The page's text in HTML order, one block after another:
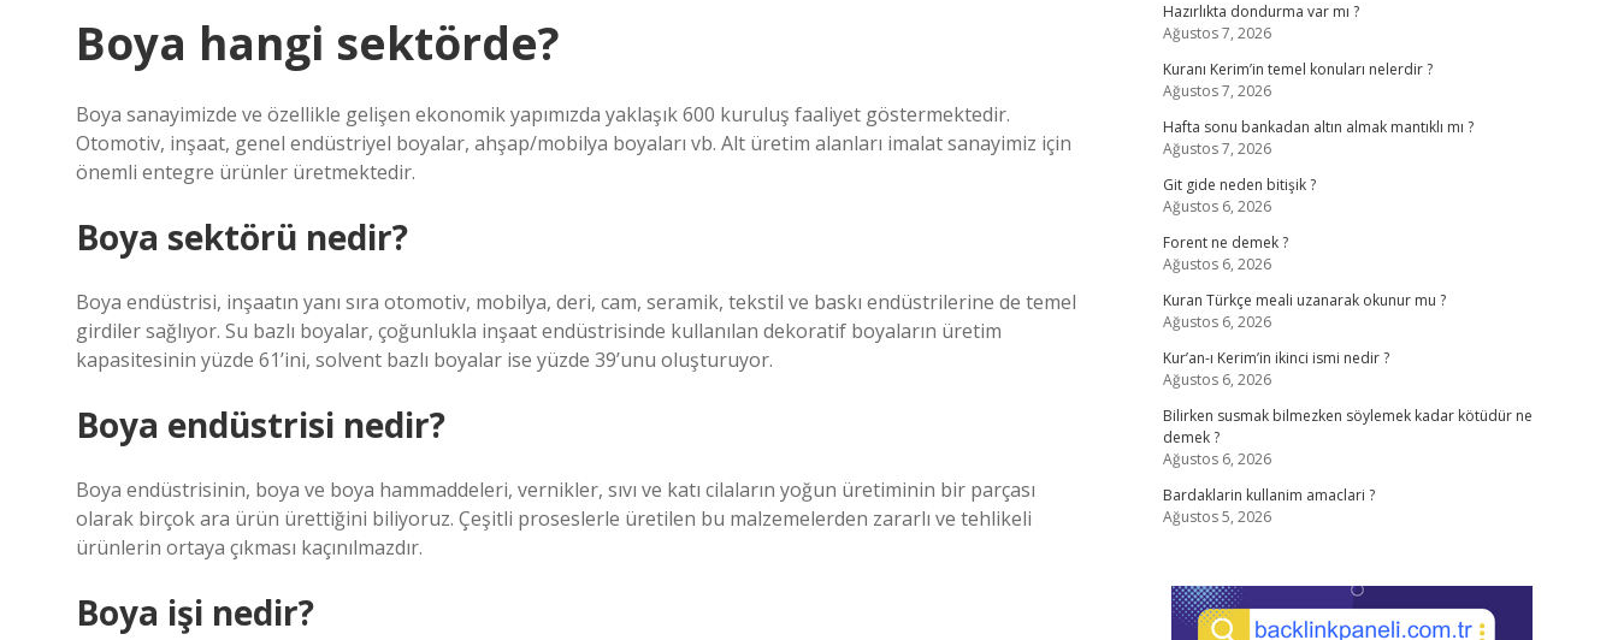
Boya hangi sektörde?
Boya sanayimizde ve özellikle gelişen ekonomik yapımızda yaklaşık 600 kuruluş faaliyet göstermektedir.
Otomotiv, inşaat, genel endüstriyel boyalar, ahşap/mobilya boyaları vb. Alt üretim alanları imalat sanayimiz için
önemli entegre ürünler üretmektedir.
Boya sektörü nedir?
Boya endüstrisi, inşaatın yanı sıra otomotiv, mobilya, deri, cam, seramik, tekstil ve baskı endüstrilerine de temel
girdiler sağlıyor. Su bazlı boyalar, çoğunlukla inşaat endüstrisinde kullanılan dekoratif boyaların üretim
kapasitesinin yüzde 61’ini, solvent bazlı boyalar ise yüzde 39’unu oluşturuyor.
Boya endüstrisi nedir?
Boya endüstrisinin, boya ve boya hammaddeleri, vernikler, sıvı ve katı cilaların yoğun üretiminin bir parçası
olarak birçok ara ürün ürettiğini biliyoruz. Çeşitli proseslerle üretilen bu malzemelerden zararlı ve tehlikeli
ürünlerin ortaya çıkması kaçınılmazdır.
Boya işi nedir?
Hazırlıkta dondurma var mı ?
Ağustos 7, 2026
Kuranı Kerim’in temel konuları nelerdir ?
Ağustos 7, 2026
Hafta sonu bankadan altın almak mantıklı mı ?
Ağustos 7, 2026
Git gide neden bitişik ?
Ağustos 6, 2026
Forent ne demek ?
Ağustos 6, 2026
Kuran Türkçe meali uzanarak okunur mu ?
Ağustos 6, 2026
Kur’an-ı Kerim’in ikinci ismi nedir ?
Ağustos 6, 2026
Bilirken susmak bilmezken söylemek kadar kötüdür ne
demek ?
Ağustos 6, 2026
Bardaklarin kullanim amaclari ?
Ağustos 5, 2026